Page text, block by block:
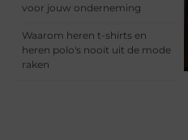
voor jouw onderneming
Waarom heren t-shirts en
heren polo's nooit uit de mode
raken